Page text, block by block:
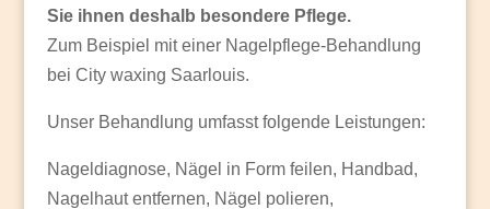
Sie ihnen deshalb besondere Pflege.
Zum Beispiel mit einer Nagelpflege-Behandlung
bei City waxing Saarlouis.
Unser Behandlung umfasst folgende Leistungen:
Nageldiagnose, Nägel in Form feilen, Handbad,
Nagelhaut entfernen, Nägel polieren,